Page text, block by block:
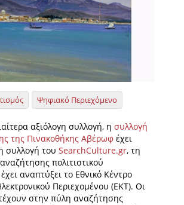
Ψηφιακό Περιεχόμενο
αξιόλογη συλλογή, η συλλογή
της Πινακοθήκης Αβέρωφ έχει
συλλογή του SearchCulture.gr, τη
πολιτιστικού
αναπτύξει το Εθνικό Κέντρο
Περιεχομένου (ΕΚΤ). Οι
στην πύλη αναζήτησης